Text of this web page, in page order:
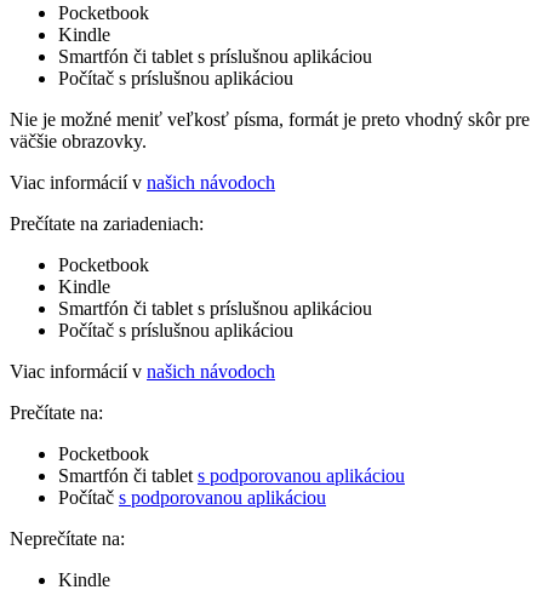
Pocketbook
Kindle
Smartfón či tablet s príslušnou aplikáciou
Počítač s príslušnou aplikáciou
Nie je možné meniť veľkosť písma, formát je preto vhodný skôr pre
väčšie obrazovky.
Viac informácií v našich návodoch
Prečítate na zariadeniach:
Pocketbook
Kindle
Smartfón či tablet s príslušnou aplikáciou
Počítač s príslušnou aplikáciou
Viac informácií v našich návodoch
Prečítate na:
Pocketbook
Smartfón či tablet s podporovanou aplikáciou
Počítač s podporovanou aplikáciou
Neprečítate na:
Kindle